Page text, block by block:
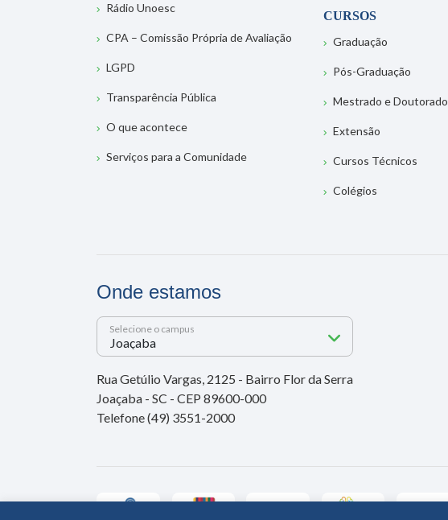
Rádio Unoesc
CPA – Comissão Própria de Avaliação
LGPD
Transparência Pública
O que acontece
Serviços para a Comunidade
CURSOS
Graduação
Pós-Graduação
Mestrado e Doutorado
Extensão
Cursos Técnicos
Colégios
Onde estamos
Selecione o campus
Rua Getúlio Vargas, 2125 - Bairro Flor da Serra
Joaçaba - SC - CEP 89600-000
Telefone (49) 3551-2000